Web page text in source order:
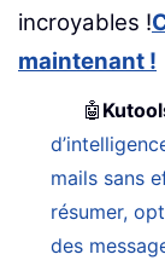
incroyables !
maintenant !
🤖
mails sans
résumer,
des